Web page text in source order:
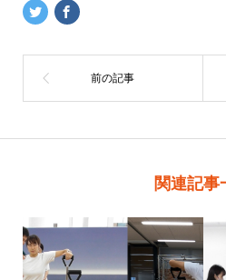
関連記事